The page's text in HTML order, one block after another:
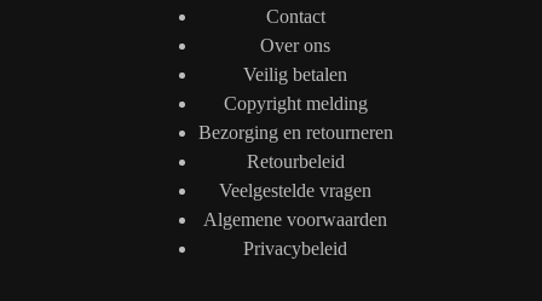
Contact
Over ons
Veilig betalen
Copyright melding
Bezorging en retourneren
Retourbeleid
Veelgestelde vragen
Algemene voorwaarden
Privacybeleid